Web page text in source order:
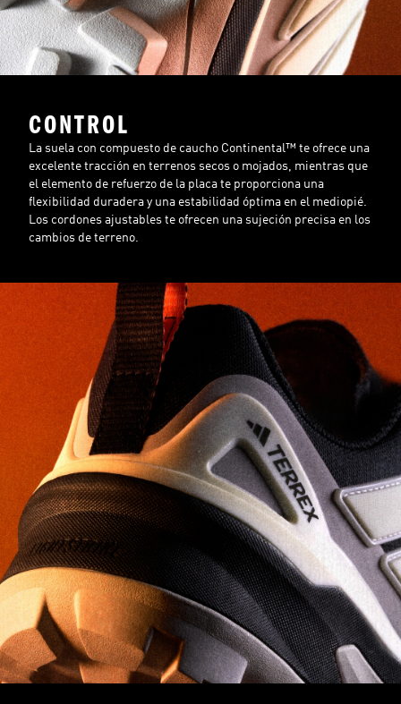
CONTROL
La suela con compuesto de caucho Continental™ te ofrece una
excelente tracción en terrenos secos o mojados, mientras que
el elemento de refuerzo de la placa te proporciona una
flexibilidad duradera y una estabilidad óptima en el mediopié.
Los cordones ajustables te ofrecen una sujeción precisa en los
cambios de terreno.